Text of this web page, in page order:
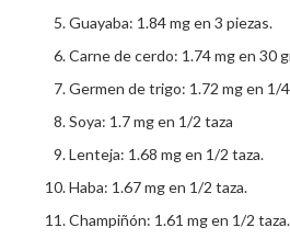
Guayaba: 1.84 mg en 3 piezas.
Carne de cerdo: 1.74 mg en 30
Germen de trigo: 1.72 mg en 1/
Soya: 1.7 mg en 1/2 taza
Lenteja: 1.68 mg en 1/2 taza.
Haba: 1.67 mg en 1/2 taza.
Champiñón: 1.61 mg en 1/2 taza.